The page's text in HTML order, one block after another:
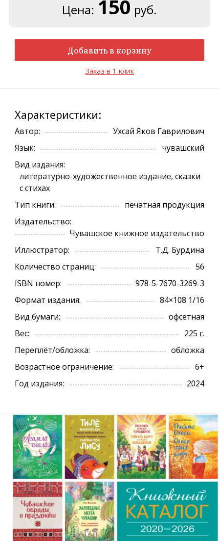
Цена: 150 руб.
Добавить в корзину
Заказ в 1 клик
Характеристики:
Автор:
Ухсай Яков Гаврилович
Язык:
чувашский
Вид издания:
литературно-художественное издание, сказки
с стихах
Тип книги:
печатная продукция
Издательство:
Чувашское книжное издательство
Иллюстратор:
Т.Д. Бурдина
Количество страниц:
56
ISBN номер:
978-5-7670-3269-3
Формат издания:
84×108 1/16
Вид бумаги:
офсетная
Вес:
225 г.
Переплёт/обложка:
обложка
Возрастное ограничение:
6+
Год издания:
2024